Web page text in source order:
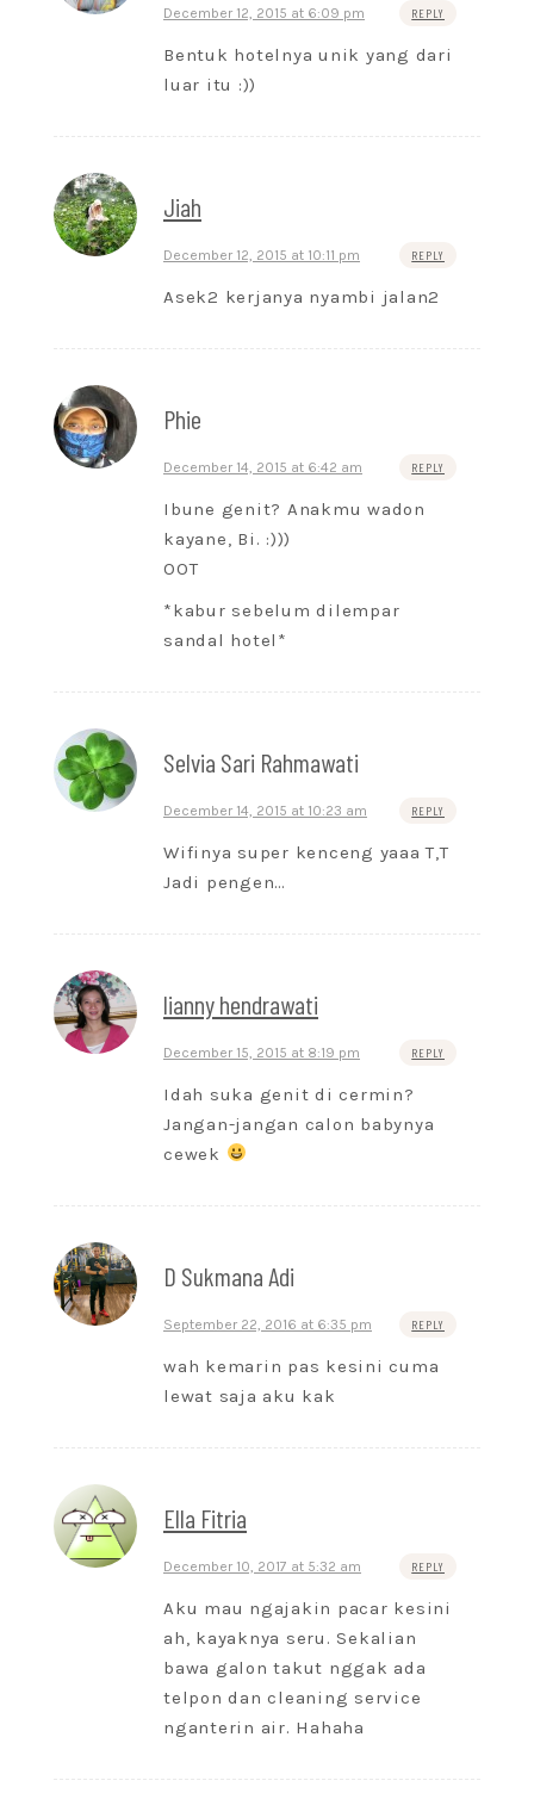
December 12, 2015 at 6:09 pm REPLY
Bentuk hotelnya unik yang dari
luar itu :))
Jiah
December 12, 2015 at 10:11 pm REPLY
Asek2 kerjanya nyambi jalan2
Phie
December 14, 2015 at 6:42 am REPLY
Ibune genit? Anakmu wadon
kayane, Bi. :)))
OOT
*kabur sebelum dilempar
sandal hotel*
Selvia Sari Rahmawati
December 14, 2015 at 10:23 am REPLY
Wifinya super kenceng yaaa T,T
Jadi pengen…
lianny hendrawati
December 15, 2015 at 8:19 pm REPLY
Idah suka genit di cermin?
Jangan-jangan calon babynya
cewek
D Sukmana Adi
September 22, 2016 at 6:35 pm REPLY
wah kemarin pas kesini cuma
lewat saja aku kak
Ella Fitria
December 10, 2017 at 5:32 am REPLY
Aku mau ngajakin pacar kesini
ah, kayaknya seru. Sekalian
bawa galon takut nggak ada
telpon dan cleaning service
nganterin air. Hahaha